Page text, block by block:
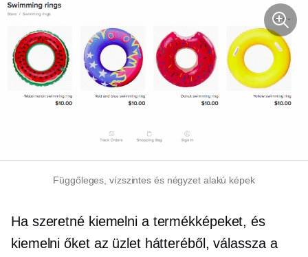
Függőleges, vízszintes és négyzet alakú képek
Ha szeretné kiemelni a termékképeket, és
kiemelni őket az üzlet hátteréből, válassza a